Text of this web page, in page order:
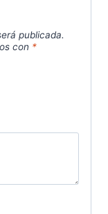
publicada.
con *